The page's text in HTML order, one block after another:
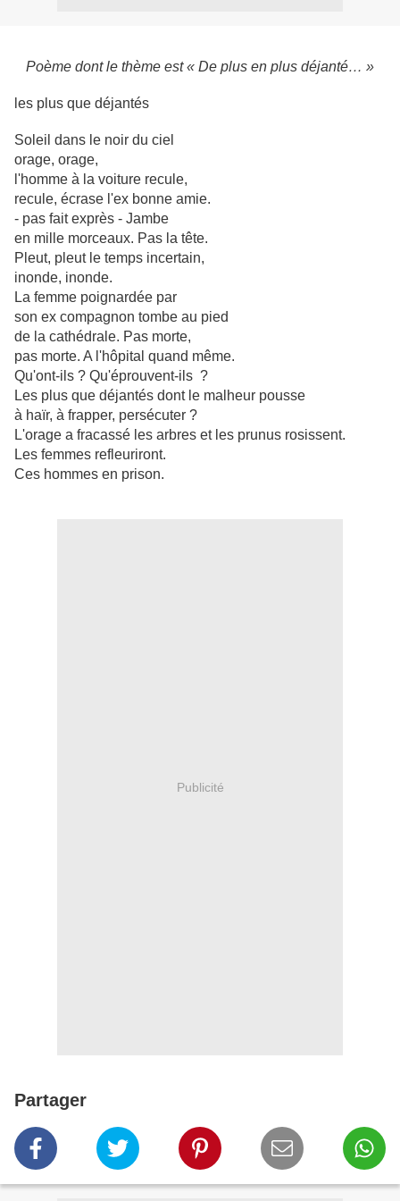
Poème dont le thème est « De plus en plus déjanté… »
les plus que déjantés
Soleil dans le noir du ciel
orage, orage,
l'homme à la voiture recule,
recule, écrase l'ex bonne amie.
- pas fait exprès - Jambe
en mille morceaux. Pas la tête.
Pleut, pleut le temps incertain,
inonde, inonde.
La femme poignardée par
son ex compagnon tombe au pied
de la cathédrale. Pas morte,
pas morte. A l'hôpital quand même.
Qu'ont-ils ? Qu'éprouvent-ils ?
Les plus que déjantés dont le malheur pousse
à haïr, à frapper, persécuter ?
L'orage a fracassé les arbres et les prunus rosissent.
Les femmes refleuriront.
Ces hommes en prison.
Publicité
Partager